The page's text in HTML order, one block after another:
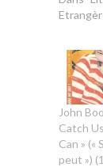
John
Catch
Can » («
peut »)